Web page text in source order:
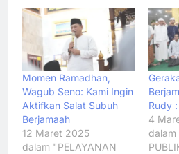
Momen Ramadhan,
Wagub Seno: Kami Ingin
Aktifkan Salat Subuh
Berjamaah
12 Maret 2025
dalam "PELAYANAN
Rudy
4
dalam